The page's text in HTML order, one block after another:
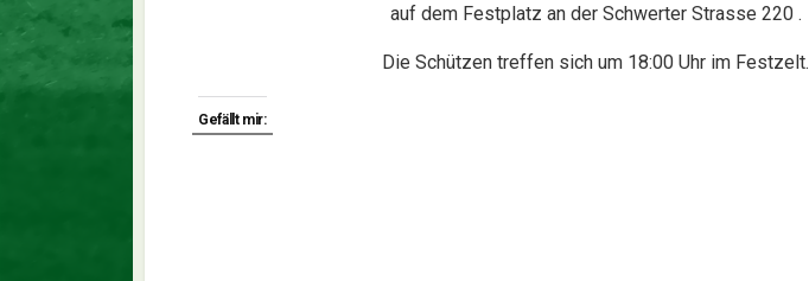
auf dem Festplatz an der Schwerter Strasse 220 .
Die Schützen treffen sich um 18:00 Uhr im Festzelt.
Gefällt mir: